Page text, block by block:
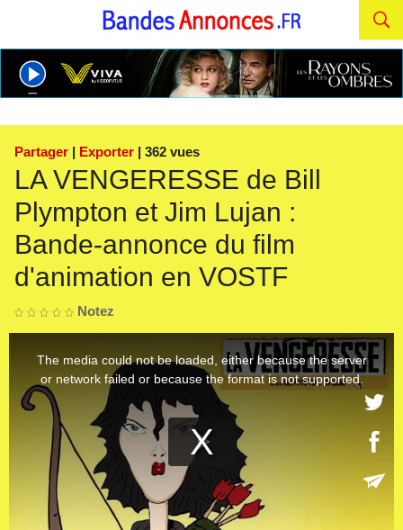
Partager | Exporter | 362 vues
LA VENGERESSE de Bill
Plympton et Jim Lujan :
Bande-annonce du film
d'animation en VOSTF
Notez